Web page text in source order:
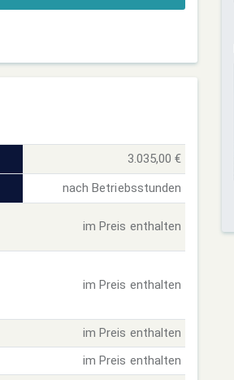
3.035,00 €
nach Betriebsstunden
im Preis enthalten
im Preis enthalten
im Preis enthalten
im Preis enthalten